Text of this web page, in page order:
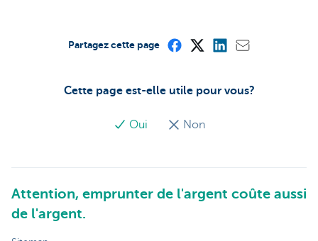
Cette page est-elle utile pour vous?
Oui Non
Partagez cette page
Attention, emprunter de l'argent coûte aussi
de l'argent.